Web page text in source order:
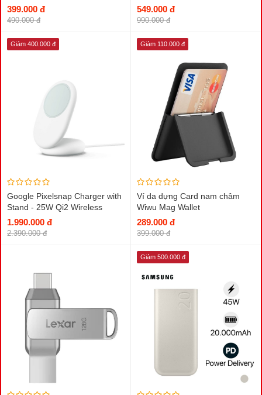
Type-C
399.000 đ
490.000 đ
549.000 đ
990.000 đ
Giảm 400.000 đ
Google Pixelsnap Charger with
Stand - 25W Qi2 Wireless
Charger
1.990.000 đ
2.390.000 đ
Giảm 110.000 đ
Ví da dựng Card nam châm
Wiwu Mag Wallet
289.000 đ
399.000 đ
Giảm 500.000 đ